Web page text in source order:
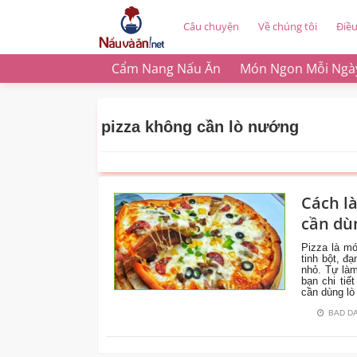
Câu chuyện Về chúng tôi
Cẩm Nang Nấu Ăn Món Ngon Mỗi
pizza không cần lò nướng
CÙNG
VÀO
Cách
cần
Pizza là
tinh bột,
nhỏ. Tự
bạn chi
cần dùng
BAD